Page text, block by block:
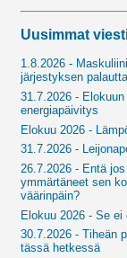
Uusimmat
1.8.2026 -
järjestyksen
31.7.2026 - Elokuun
energiapäivitys
Elokuu 2026 -
31.7.2026 -
26.7.2026 - Entä
ymmärtäneet sen
väärinpäin?
Elokuu 2026 - Se
30.7.2026 - Tiheän
tässä hetkessä